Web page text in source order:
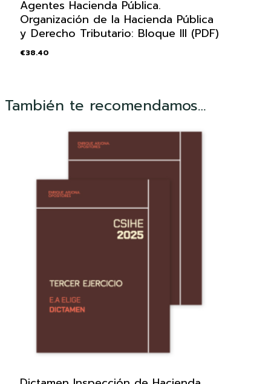
Agentes Hacienda Pública.
Organización de la Hacienda Pública
y Derecho Tributario: Bloque III (PDF)
€38.40
También te recomendamos…